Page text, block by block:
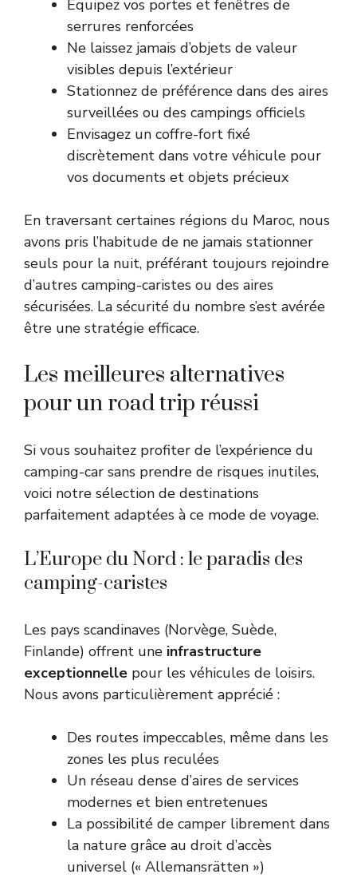
Équipez vos portes et fenêtres de
serrures renforcées
Ne laissez jamais d’objets de valeur
visibles depuis l’extérieur
Stationnez de préférence dans des aires
surveillées ou des campings officiels
Envisagez un coffre-fort fixé
discrètement dans votre véhicule pour
vos documents et objets précieux
En traversant certaines régions du Maroc, nous
avons pris l’habitude de ne jamais stationner
seuls pour la nuit, préférant toujours rejoindre
d’autres camping-caristes ou des aires
sécurisées. La sécurité du nombre s’est avérée
être une stratégie efficace.
Les meilleures alternatives
pour un road trip réussi
Si vous souhaitez profiter de l’expérience du
camping-car sans prendre de risques inutiles,
voici notre sélection de destinations
parfaitement adaptées à ce mode de voyage.
L’Europe du Nord : le paradis des
camping-caristes
Les pays scandinaves (Norvège, Suède,
Finlande) offrent une infrastructure
exceptionnelle pour les véhicules de loisirs.
Nous avons particulièrement apprécié :
Des routes impeccables, même dans les
zones les plus reculées
Un réseau dense d’aires de services
modernes et bien entretenues
La possibilité de camper librement dans
la nature grâce au droit d’accès
universel (« Allemansrätten »)